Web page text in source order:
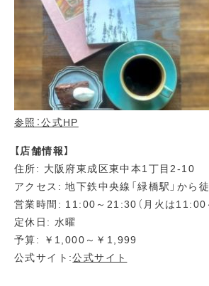
参照：公式HP
【店舗情報】
住所: 大阪府東成区東中本1丁目2-10
アクセス: 地下鉄中央線「緑橋駅」から
営業時間: 11:00～21:30（月火は11:00
定休日: 水曜
予算: ￥1,000～￥1,999
公式サイト:公式サイト